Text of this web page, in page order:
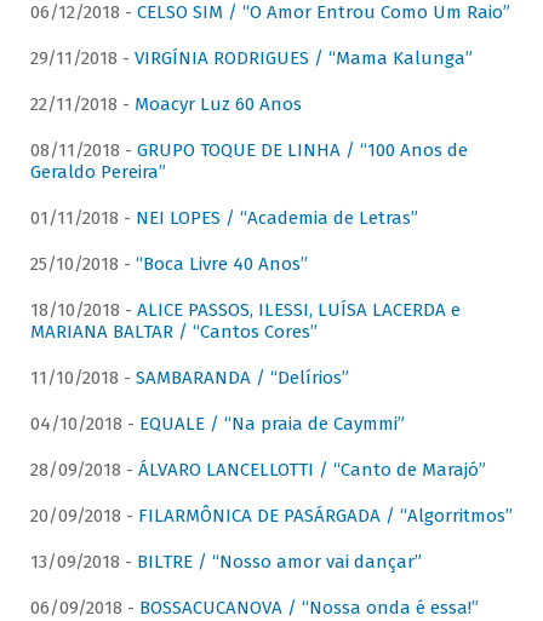
06/12/2018 - CELSO SIM / “O Amor Entrou Como Um Raio”
29/11/2018 - VIRGÍNIA RODRIGUES / “Mama Kalunga”
22/11/2018 - Moacyr Luz 60 Anos
08/11/2018 - GRUPO TOQUE DE LINHA / “100 Anos de
Geraldo Pereira”
01/11/2018 - NEI LOPES / “Academia de Letras”
25/10/2018 - “Boca Livre 40 Anos”
18/10/2018 - ALICE PASSOS, ILESSI, LUÍSA LACERDA e
MARIANA BALTAR / “Cantos Cores”
11/10/2018 - SAMBARANDA / “Delírios”
04/10/2018 - EQUALE / “Na praia de Caymmi”
28/09/2018 - ÁLVARO LANCELLOTTI / “Canto de Marajó”
20/09/2018 - FILARMÔNICA DE PASÁRGADA / “Algorritmos”
13/09/2018 - BILTRE / “Nosso amor vai dançar”
06/09/2018 - BOSSACUCANOVA / “Nossa onda é essa!”